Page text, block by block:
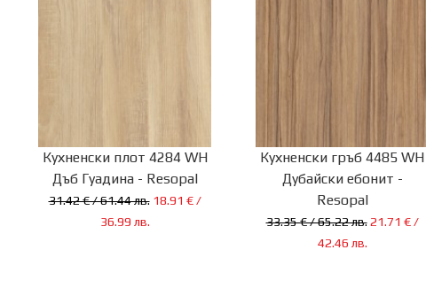
Кухненски плот 4284 WH
Дъб Гуадина - Resopal
31.42 € / 61.44 лв. 18.91 € /
36.99 лв.
Кухненски гръб 4485 WH
Дубайски ебонит -
Resopal
33.35 € / 65.22 лв. 21.71 € /
42.46 лв.